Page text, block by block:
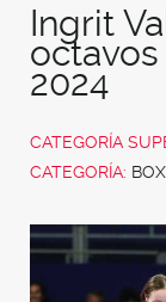
Ingrit
2024
CATEGORÍA
CATEGORÍA: